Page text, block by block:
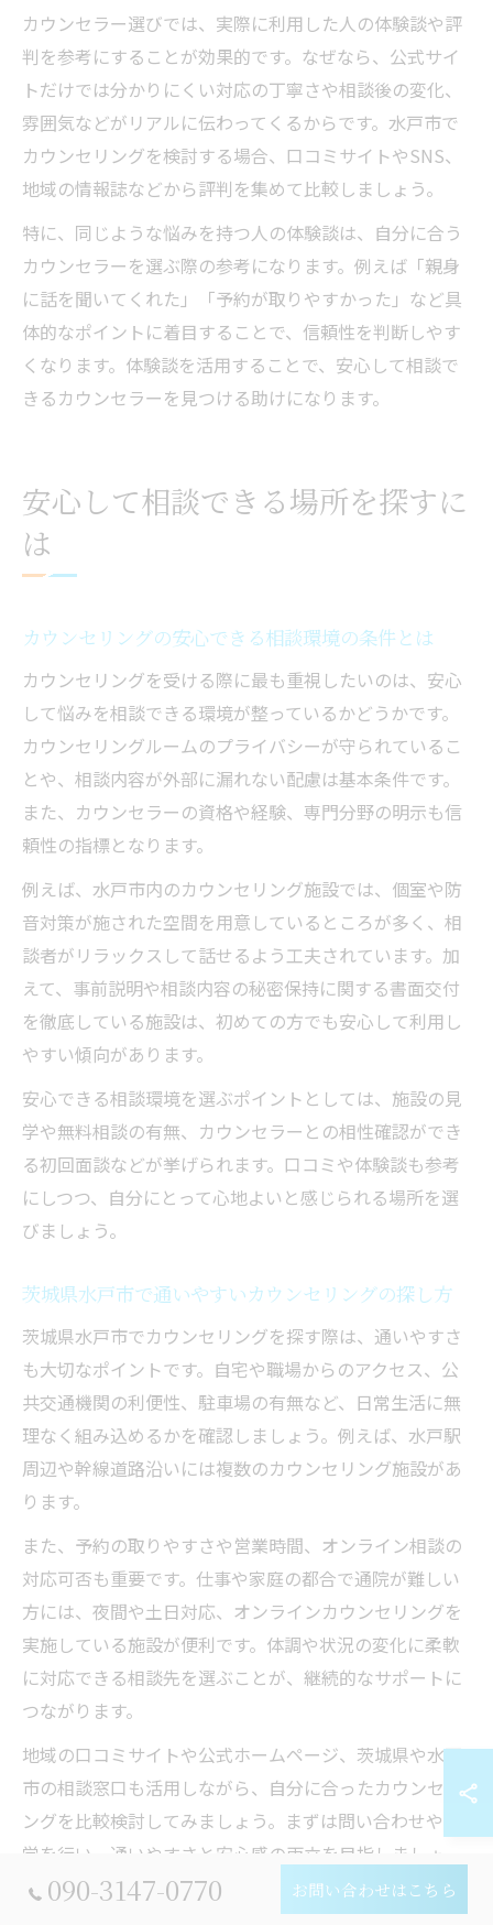
カウンセラー選びでは、実際に利用した人の体験談や評
判を参考にすることが効果的です。なぜなら、公式サイ
トだけでは分かりにくい対応の丁寧さや相談後の変化、
雰囲気などがリアルに伝わってくるからです。水戸市で
カウンセリングを検討する場合、口コミサイトやSNS、
地域の情報誌などから評判を集めて比較しましょう。
特に、同じような悩みを持つ人の体験談は、自分に合う
カウンセラーを選ぶ際の参考になります。例えば「親身
に話を聞いてくれた」「予約が取りやすかった」など具
体的なポイントに着目することで、信頼性を判断しやす
くなります。体験談を活用することで、安心して相談で
きるカウンセラーを見つける助けになります。
安心して相談できる場所を探すに
は
カウンセリングの安心できる相談環境の条件とは
カウンセリングを受ける際に最も重視したいのは、安心
して悩みを相談できる環境が整っているかどうかです。
カウンセリングルームのプライバシーが守られているこ
とや、相談内容が外部に漏れない配慮は基本条件です。
また、カウンセラーの資格や経験、専門分野の明示も信
頼性の指標となります。
例えば、水戸市内のカウンセリング施設では、個室や防
音対策が施された空間を用意しているところが多く、相
談者がリラックスして話せるよう工夫されています。加
えて、事前説明や相談内容の秘密保持に関する書面交付
を徹底している施設は、初めての方でも安心して利用し
やすい傾向があります。
安心できる相談環境を選ぶポイントとしては、施設の見
学や無料相談の有無、カウンセラーとの相性確認ができ
る初回面談などが挙げられます。口コミや体験談も参考
にしつつ、自分にとって心地よいと感じられる場所を選
びましょう。
茨城県水戸市で通いやすいカウンセリングの探し方
茨城県水戸市でカウンセリングを探す際は、通いやすさ
も大切なポイントです。自宅や職場からのアクセス、公
共交通機関の利便性、駐車場の有無など、日常生活に無
理なく組み込めるかを確認しましょう。例えば、水戸駅
周辺や幹線道路沿いには複数のカウンセリング施設があ
ります。
また、予約の取りやすさや営業時間、オンライン相談の
対応可否も重要です。仕事や家庭の都合で通院が難しい
方には、夜間や土日対応、オンラインカウンセリングを
実施している施設が便利です。体調や状況の変化に柔軟
に対応できる相談先を選ぶことが、継続的なサポートに
つながります。
地域の口コミサイトや公式ホームページ、茨城県や水戸
市の相談窓口も活用しながら、自分に合ったカウンセリ
ングを比較検討してみましょう。まずは問い合わせや見
学を行い、通いやすさと安心感の両立を目指しましょ
う。090-3147-0770 お問い合わせはこちら